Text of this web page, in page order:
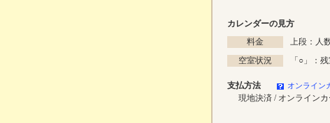
カレンダーの見方
料金
上段：人
空室状況
「○ 」：
支払方法 オンライン
現地決済 / オンライン